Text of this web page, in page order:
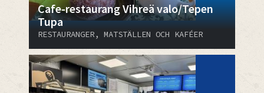
Cafe-restaurang Vihreä valo/Tepen
Tupa
RESTAURANGER, MATSTÄLLEN OCH KAFÉER